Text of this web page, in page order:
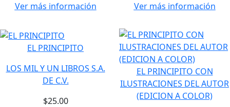
Ver más información
Ver más información
EL PRINCIPITO
LOS MIL Y UN LIBROS S.A.
DE C.V.
$25.00
EL PRINCIPITO CON
ILUSTRACIONES DEL AUTOR
(EDICION A COLOR)